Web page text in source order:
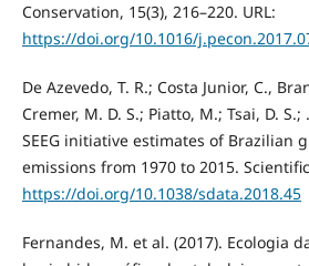
Conservation, 15(3), 216–220. URL:
https://doi.org/10.1016/
De Azevedo, T. R.; Costa Junior, C.,
Cremer, M. D. S.; Piatto, M.; Tsai, D.
SEEG initiative estimates of Brazilian
emissions from 1970 to 2015.
https://doi.org/10.1038/sdata.2018.45
Fernandes, M. et al. (2017). Ecologia